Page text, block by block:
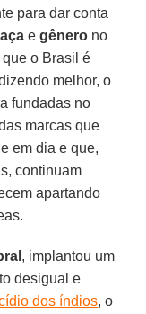
para dar conta
egênero no
o Brasil é
melhor, o
fundadas no
marcas que
em dia e que,
continuam
apartando
, implantou um
desigual e
dos índios, o